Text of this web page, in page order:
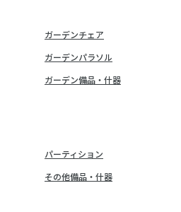
ガーデンチェア
ガーデンパラソル
ガーデン備品・什器
パーティション
その他備品・什器